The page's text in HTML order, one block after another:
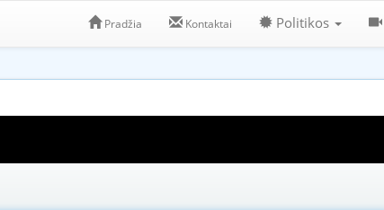
Pradžia Kontaktai Politikos